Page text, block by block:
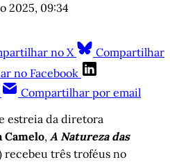
2025, 09:34
no X
Compartilhar
no Facebook
Compartilhar por email
estreia da diretora
Camelo, A Natureza das
recebeu três troféus no